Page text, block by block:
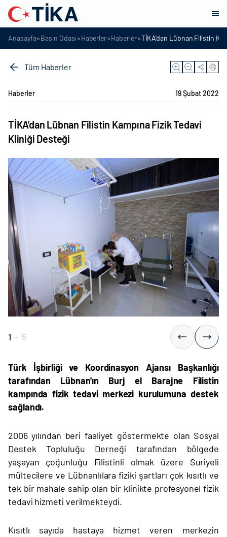
Anasayfa»Basın Odası»Haberler»Haberler»TİKA'dan Lübnan Filistin
Tüm Haberler
Haberler 19 Şubat 2022
TİKA'dan Lübnan Filistin Kampına Fizik Tedavi
Kliniği Desteği
1 - 5
Türk İşbirliği ve Koordinasyon Ajansı Başkanlığı
tarafından Lübnan'ın Burj el Barajne Filistin
kampında fizik tedavi merkezi kurulumuna destek
sağlandı.
2006 yılından beri faaliyet göstermekte olan Sosyal
Destek Topluluğu Derneği tarafından bölgede
yaşayan çoğunluğu Filistinli olmak üzere Suriyeli
mültecilere ve Lübnanlılara fiziki şartları çok kısıtlı ve
tek bir mahale sahip olan bir klinikte profesyonel fizik
tedavi hizmeti verilmekteydi.
Kısıtlı sayıda hastaya hizmet veren merkezin